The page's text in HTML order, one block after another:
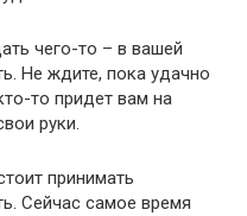
чего-то – в вашей
Не ждите, пока удачно
то придет вам на
руки.
принимать
Сейчас самое время